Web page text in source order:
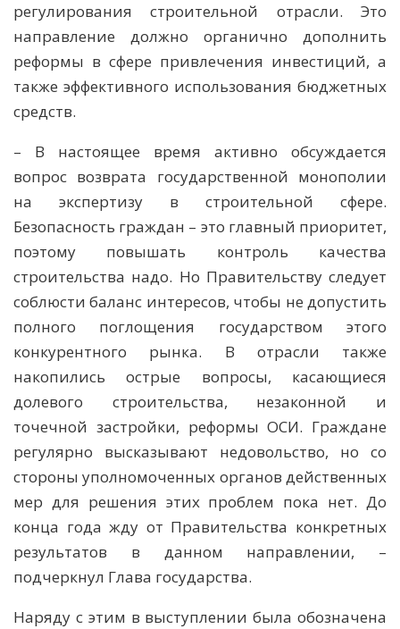
регулирования строительной отрасли. Это
направление должно органично дополнить
реформы в сфере привлечения инвестиций, а
также эффективного использования бюджетных
средств.
– В настоящее время активно обсуждается
вопрос возврата государственной монополии
на экспертизу в строительной сфере.
Безопасность граждан – это главный приоритет,
поэтому повышать контроль качества
строительства надо. Но Правительству следует
соблюсти баланс интересов, чтобы не допустить
полного поглощения государством этого
конкурентного рынка. В отрасли также
накопились острые вопросы, касающиеся
долевого строительства, незаконной и
точечной застройки, реформы ОСИ. Граждане
регулярно высказывают недовольство, но со
стороны уполномоченных органов действенных
мер для решения этих проблем пока нет. До
конца года жду от Правительства конкретных
результатов в данном направлении, –
подчеркнул Глава государства.
Наряду с этим в выступлении была обозначена